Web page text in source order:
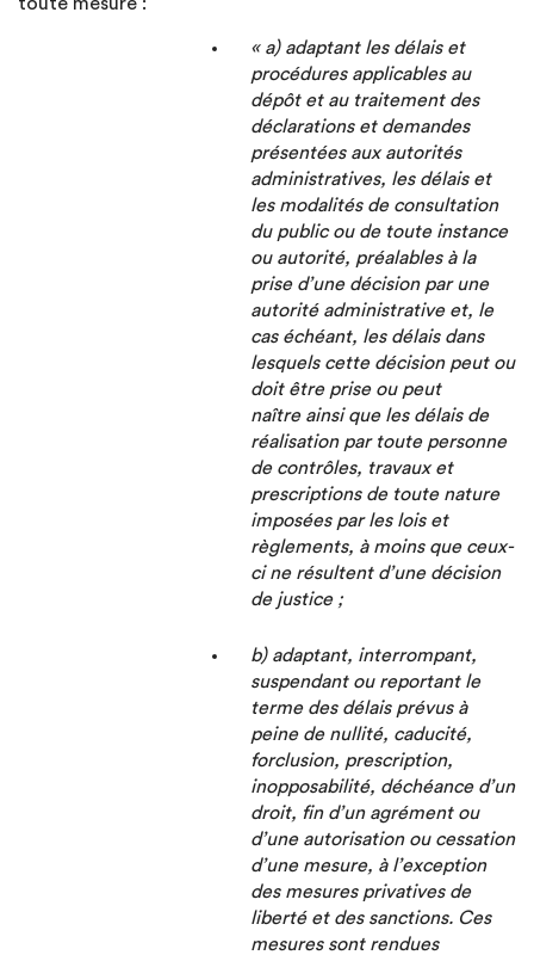
« a) adaptant les délais et
procédures applicables au
dépôt et au traitement des
déclarations et demandes
présentées aux autorités
administratives, les délais et
les modalités de consultation
du public ou de toute instance
ou autorité, préalables à la
prise d’une décision par une
autorité administrative et, le
cas échéant, les délais dans
lesquels cette décision peut ou
doit être prise ou peut
naître ainsi que les délais de
réalisation par toute personne
de contrôles, travaux et
prescriptions de toute nature
imposées par les lois et
règlements, à moins que ceux-
ci ne résultent d’une décision
de justice ;
b) adaptant, interrompant,
suspendant ou reportant le
terme des délais prévus à
peine de nullité, caducité,
forclusion, prescription,
inopposabilité, déchéance d’un
droit, fin d’un agrément ou
d’une autorisation ou cessation
d’une mesure, à l’exception
des mesures privatives de
liberté et des sanctions. Ces
mesures sont rendues